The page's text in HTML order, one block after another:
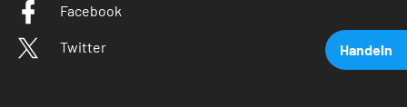
Handeln
Facebook
Twitter